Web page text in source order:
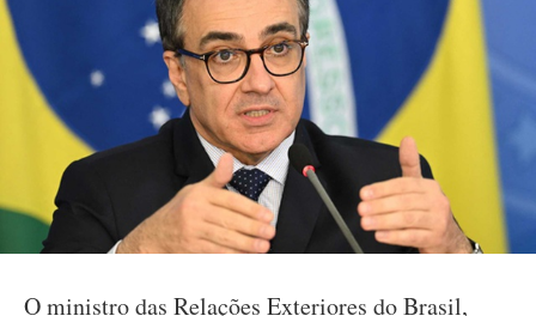
O ministro das Relações Exteriores do Brasil,